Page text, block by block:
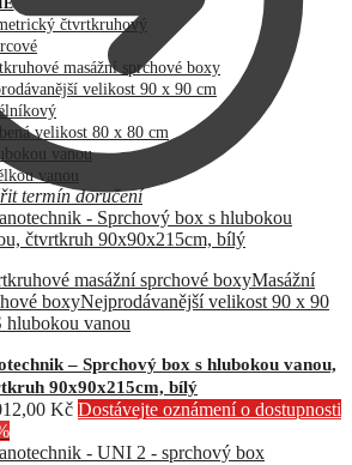
73
990,00 Kč.
60
890,00 Kč.
čtvrtkruhový
masážní sprchové boxy
velikost 90 x 90 cm
velikost 80 x 80 cm
vanou
vanou
termín doručení
masážní sprchové boxyMasážní
boxyNejprodávanější velikost 90 x 90
hlubokou vanou
– Sprchový box s hlubokou vanou,
90x90x215cm, bílý
Kč Dostávejte oznámení o dostupnosti